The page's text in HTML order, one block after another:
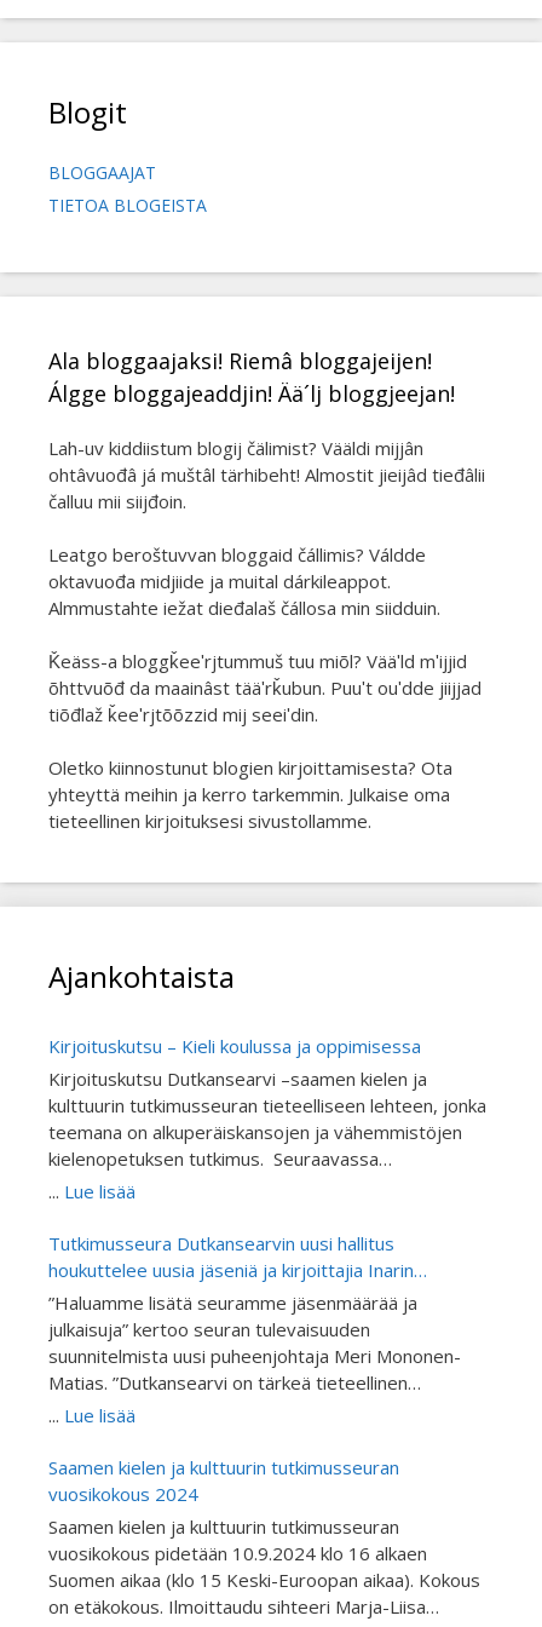
Blogit
BLOGGAAJAT
TIETOA BLOGEISTA
Ala bloggaajaksi! Riemâ bloggajeijen!
Álgge bloggajeaddjin! Ää´lj bloggjeejan!
Lah-uv kiddiistum blogij čälimist? Vääldi mijjân
ohtâvuođâ já muštâl tärhibeht! Almostit jieijâd tieđâlii
čalluu mii siijđoin.
Leatgo beroštuvvan bloggaid čállimis? Váldde
oktavuođa midjiide ja muital dárkileappot.
Almmustahte iežat dieđalaš čállosa min siidduin.
Ǩeäss-a bloggǩeeʹrjtummuš tuu miõl? Vääʹld mʹijjid
õhttvuõđ da maainâst tääʹrǩubun. Puuʹt ouʹdde jiijjad
tiõđlaž ǩeeʹrjtõõzzid mij seeiʹdin.
Oletko kiinnostunut blogien kirjoittamisesta? Ota
yhteyttä meihin ja kerro tarkemmin. Julkaise oma
tieteellinen kirjoituksesi sivustollamme.
Ajankohtaista
Kirjoituskutsu – Kieli koulussa ja oppimisessa
Kirjoituskutsu Dutkansearvi –saamen kielen ja
kulttuurin tutkimusseuran tieteelliseen lehteen, jonka
teemana on alkuperäiskansojen ja vähemmistöjen
kielenopetuksen tutkimus. Seuraavassa
Dutkansearvin tieteellinen aikausilehden
alkuperäiskansojen ja vähemmistöjen koulututkimusta
kieltenopetuksen näkökulmasta. Julkaisu on
vertaisarvioitu. Kutsumme tutkijoita ja asiantuntijoita
kirjoittamaan artikkeleita alkuperäiskansojen ja
vähemmistöjen kieltenopetuksen ja kielitietoisen
opetuksen tutkimuksen teemanumeroon “Giella
skuvllas ja oahppamis” eli “Kieli koulussa ja
oppimisessa”. Teemanumeron toimittavat FT Inker-
Hanna Outakoski ja professori Pigga Keskitalo.
Artikkelit voivat käsitellä: Kielitietoisuutta
Vähemmistökielten opetusta Alkuperäiskansakielten
opetusta Toisen tai vieraan kielen opetusta
Kielenoppimisen tukirakenteet opetuksessa ( engl.
scaffolding) Kieltenopetuksen metodeja
... Lue lisää
Tutkimusseura Dutkansearvin uusi hallitus
houkuttelee uusia jäseniä ja kirjoittajia Inarin
kirjoitusretriitillä
”Haluamme lisätä seuramme jäsenmäärää ja
julkaisuja” kertoo seuran tulevaisuuden
suunnitelmista uusi puheenjohtaja Meri Mononen-
Matias. ”Dutkansearvi on tärkeä tieteellinen
tietolähde ja Suomen ainoa saameksikin julkaiseva
saamen ja muiden alkuperäiskansojen kielen ja
kulttuurintutkimuksesta tieteellisiä artikkeleja
kirjoittavia tutkijoita tulemaan jäseniksemme,
kirjoittamaan ja ehdottamaan mielenkiintoisia
teemoja tuleviin julkaisuihimme.”
... Lue lisää
Saamen kielen ja kulttuurin tutkimusseuran
vuosikokous 2024
Saamen kielen ja kulttuurin tutkimusseuran
vuosikokous pidetään 10.9.2024 klo 16 alkaen
Suomen aikaa (klo 15 Keski-Euroopan aikaa). Kokous
on etäkokous. Ilmoittaudu sihteeri Marja-Liisa